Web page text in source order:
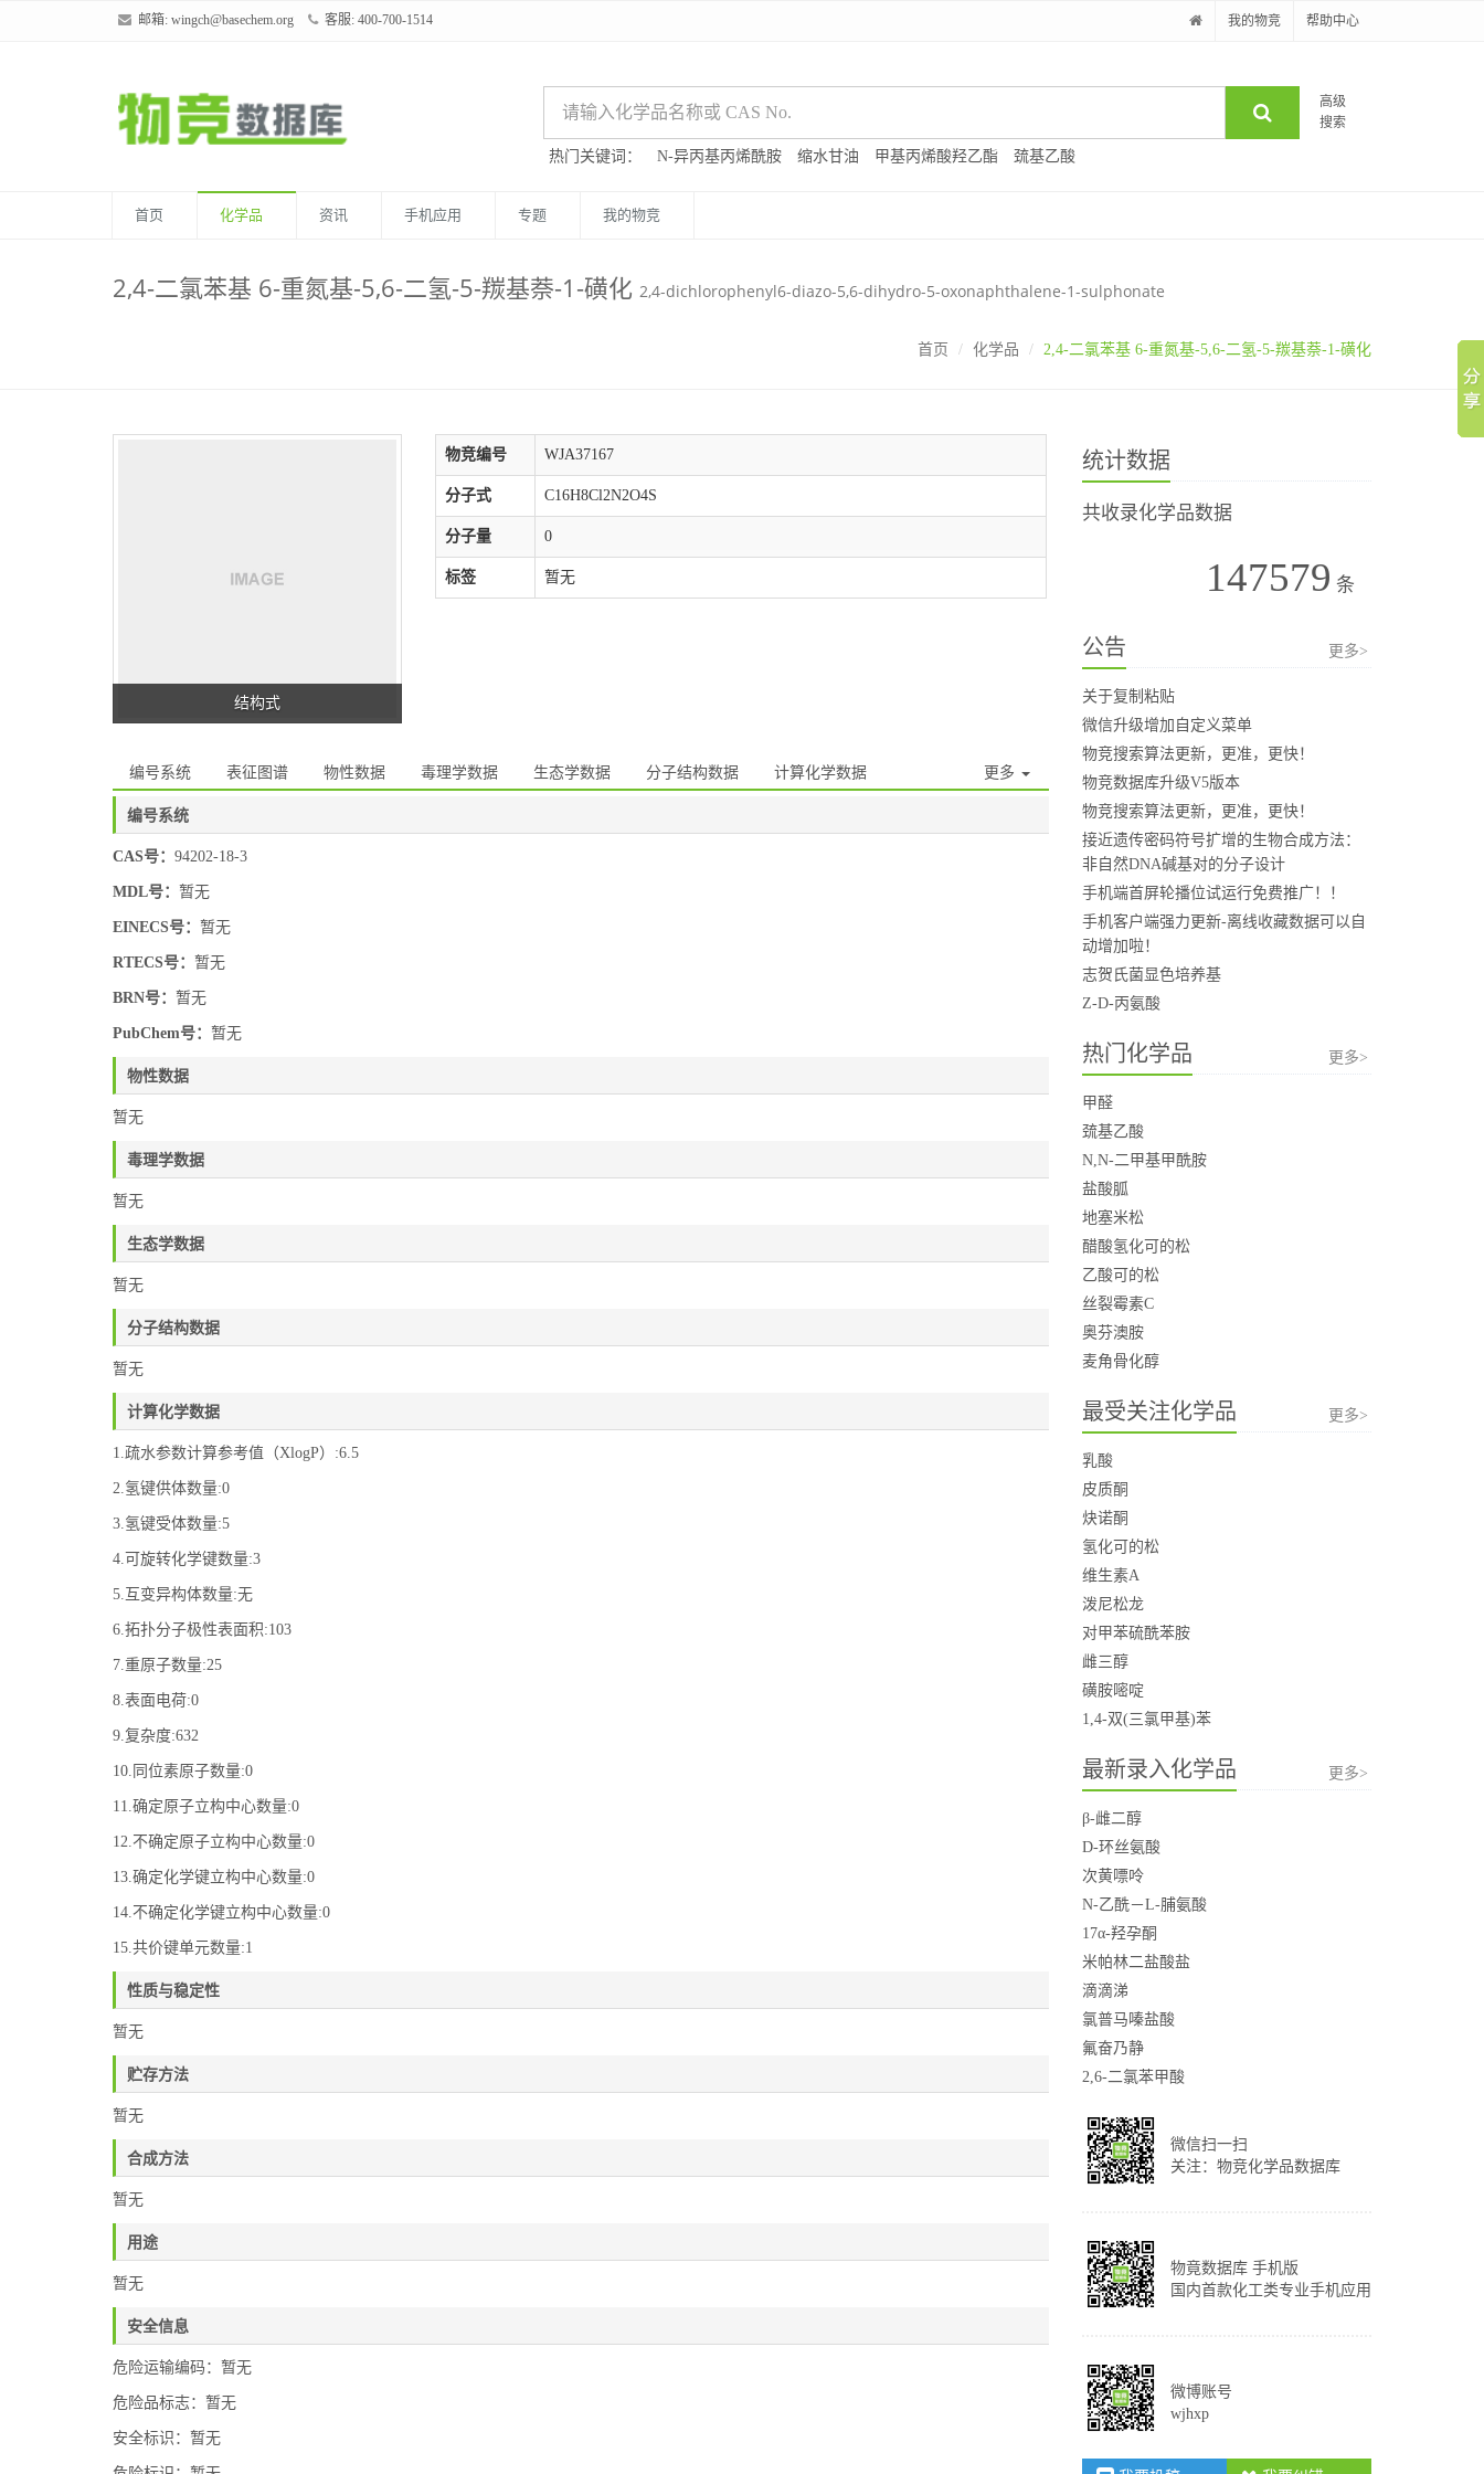
邮箱: wingch@basechem.org 客服: 400-700-1514 我的物竞 帮助中心
高级
搜索
热门关键词： N-异丙基丙烯酰胺 缩水甘油 甲基丙烯酸羟乙酯 巯基乙酸
首页 化学品 资讯 手机应用 专题 我的物竞
2,4-二氯苯基 6-重氮基-5,6-二氢-5-羰基萘-1-磺化 2,4-dichlorophenyl6-diazo-5,6-dihydro-5-oxonaphthalene-1-sulphonate
首页 化学品 2,4-二氯苯基 6-重氮基-5,6-二氢-5-羰基萘-1-磺化
结构式
物竞编号 WJA37167
分子式 C16H8Cl2N2O4S
分子量 0
标签 暂无
编号系统 表征图谱 物性数据 毒理学数据 生态学数据 分子结构数据 计算化学数据 更多
编号系统
CAS号： 94202-18-3
MDL号： 暂无
EINECS号： 暂无
RTECS号： 暂无
BRN号： 暂无
PubChem号： 暂无
物性数据
暂无
毒理学数据
暂无
生态学数据
暂无
分子结构数据
暂无
计算化学数据
1.疏水参数计算参考值（XlogP）:6.5
2.氢键供体数量:0
3.氢键受体数量:5
4.可旋转化学键数量:3
5.互变异构体数量:无
6.拓扑分子极性表面积:103
7.重原子数量:25
8.表面电荷:0
9.复杂度:632
10.同位素原子数量:0
11.确定原子立构中心数量:0
12.不确定原子立构中心数量:0
13.确定化学键立构中心数量:0
14.不确定化学键立构中心数量:0
15.共价键单元数量:1
性质与稳定性
暂无
贮存方法
暂无
合成方法
暂无
用途
暂无
安全信息
危险运输编码：暂无
危险品标志：暂无
安全标识：暂无
统计数据
共收录化学品数据
147579 条
公告 更多>
关于复制粘贴
微信升级增加自定义菜单
物竞搜索算法更新，更准，更快！
物竞数据库升级V5版本
物竞搜索算法更新，更准，更快！
接近遗传密码符号扩增的生物合成方法：
非自然DNA碱基对的分子设计
手机端首屏轮播位试运行免费推广！！
手机客户端强力更新-离线收藏数据可以自
动增加啦！
志贺氏菌显色培养基
Z-D-丙氨酸
热门化学品 更多>
甲醛
巯基乙酸
N,N-二甲基甲酰胺
盐酸胍
地塞米松
醋酸氢化可的松
乙酸可的松
丝裂霉素C
奥芬澳胺
麦角骨化醇
最受关注化学品 更多>
乳酸
皮质酮
炔诺酮
氢化可的松
维生素A
泼尼松龙
对甲苯硫酰苯胺
雌三醇
磺胺嘧啶
1,4-双(三氯甲基)苯
最新录入化学品 更多>
β-雌二醇
D-环丝氨酸
次黄嘌呤
N-乙酰－L-脯氨酸
17α-羟孕酮
米帕林二盐酸盐
滴滴涕
氯普马嗪盐酸
氟奋乃静
2,6-二氯苯甲酸
微信扫一扫
关注：物竞化学品数据库
物竟数据库 手机版
国内首款化工类专业手机应用
微博账号
wjhxp